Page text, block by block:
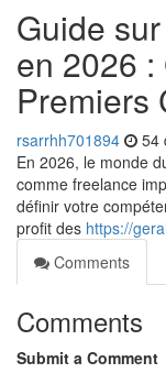
Guide
en 2026
Premiers
rsarrhh701894 54
En 2026, le monde
comme freelance
définir votre
profit des https://
Comments
Comments
Submit a Comment